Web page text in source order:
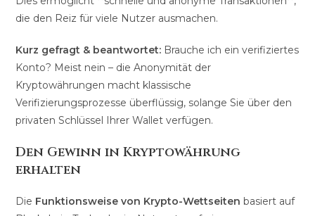
die den Reiz für viele Nutzer ausmachen.
Kurz gefragt & beantwortet: Brauche ich ein verifiziertes
Konto? Meist nein – die Anonymität der
Kryptowährungen macht klassische
Verifizierungsprozesse überflüssig, solange Sie über den
privaten Schlüssel Ihrer Wallet verfügen.
Den Gewinn in Kryptowährung
erhalten
Die Funktionsweise von Krypto-Wettseiten basiert auf